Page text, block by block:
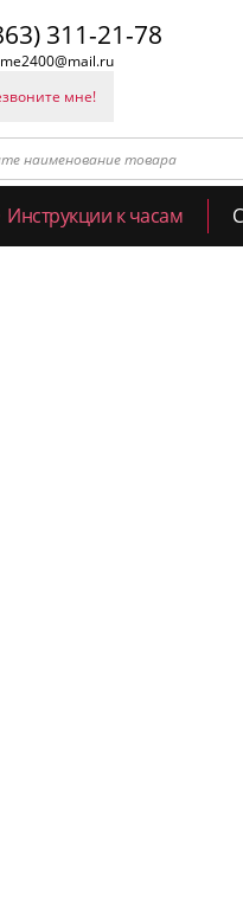
311-21-78
мне!
Инструкции к часам